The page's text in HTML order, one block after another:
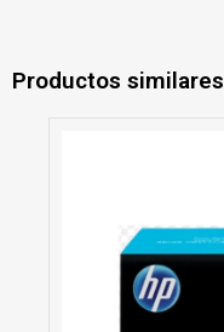
Productos similares